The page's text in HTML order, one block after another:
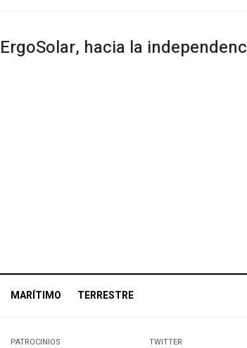
ErgoSolar, hacia la
MARÍTIMO TERRESTRE
PATROCINIOS TWITTER